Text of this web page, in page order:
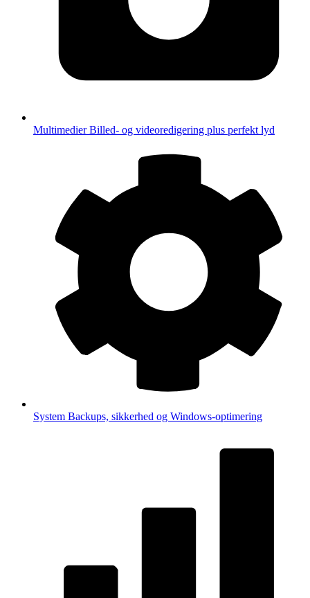
MultimedierBilled- og videoredigering plus perfekt lyd
System Backups, sikkerhed og Windows-optimering